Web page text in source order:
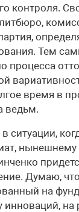
контроля.
Тем
процесса
время в
ведьм.
ситуации,
Думаю,
на
инноваций, на